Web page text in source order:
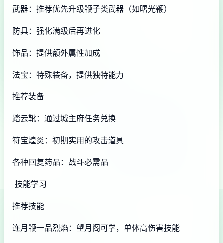
武器：推荐优先升级鞭子类武器（如曙光鞭）
防具：强化满级后再进化
饰品：提供额外属性加成
法宝：特殊装备，提供独特能力
推荐装备
踏云靴：通过城主府任务兑换
符宝煌炎：初期实用的攻击道具
各种回复药品：战斗必需品
技能学习
推荐技能
连月鞭一品烈焰：望月阁可学，单体高伤害技能